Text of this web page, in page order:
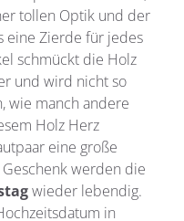
tollen Optik und der
eine Zierde für jedes
schmückt die Holz
und wird nicht so
wie manch andere
Holz Herz
eine große
werden die
wieder lebendig.
in